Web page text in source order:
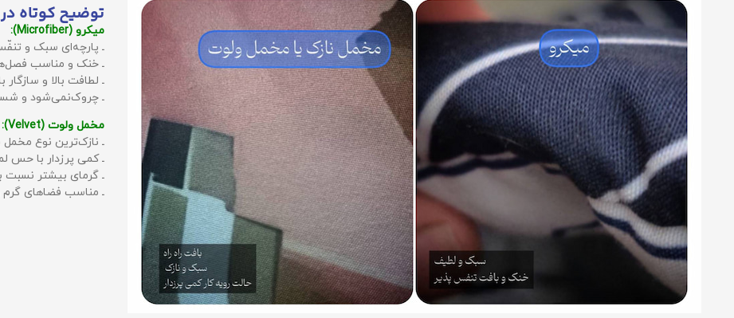
توضیح کوتاه
میکرو (Microfiber):
ـ پارچه‌ای سبک و
ـ خنک و مناسب
ـ لطافت بالا و
ـ چروک‌نمی‌شود و
مخمل ولوت (Velvet):
ـ نازک‌ترین نوع مخمل
ـ کمی پرزدار با حس
ـ گرمای بیشتر نسبت
ـ مناسب فضاهای